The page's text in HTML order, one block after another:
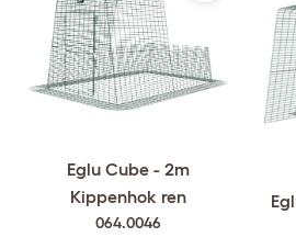
Eglu Cube - 2m
Kippenhok ren
064.0046